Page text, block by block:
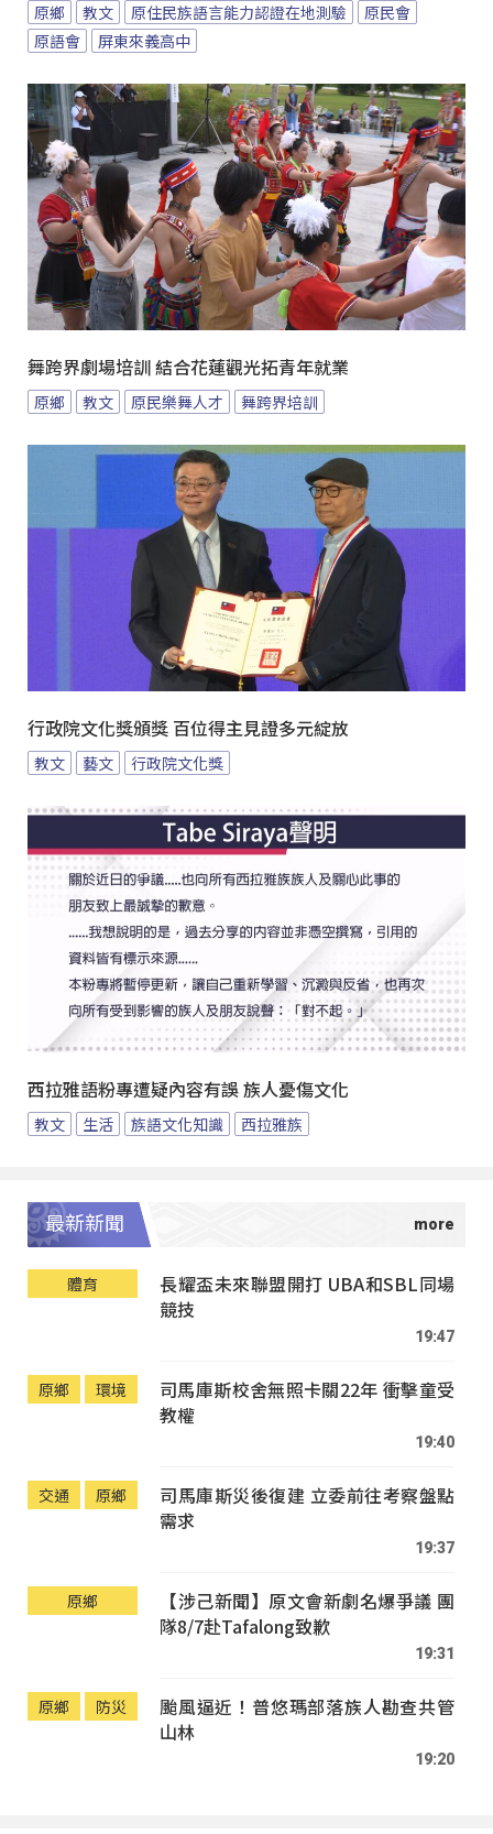
原鄉 教文 原住民族語言能力認證在地測驗
原民會
原語會
屏東來義高中
舞跨界劇場培訓 結合花蓮觀光拓青年就業
原鄉 教文 原民樂舞人才 舞跨界培訓
行政院文化獎頒獎 百位得主見證多元綻放
教文 藝文 行政院文化獎
西拉雅語粉專遭疑內容有誤 族人憂傷文化
教文 生活 族語文化知識 西拉雅族
最新新聞
體育
長耀盃未來聯盟開打 UBA和SBL同場
競技
19:47
原鄉 環境
司馬庫斯校舍無照卡關22年 衝擊童受
教權
19:40
交通 原鄉
司馬庫斯災後復建 立委前往考察盤點
需求
19:37
原鄉
【涉己新聞】原文會新劇名爆爭議 團
隊8/7赴Tafalong致歉
19:31
原鄉 防災
颱風逼近！普悠瑪部落族人勘查共管
山林
19:20